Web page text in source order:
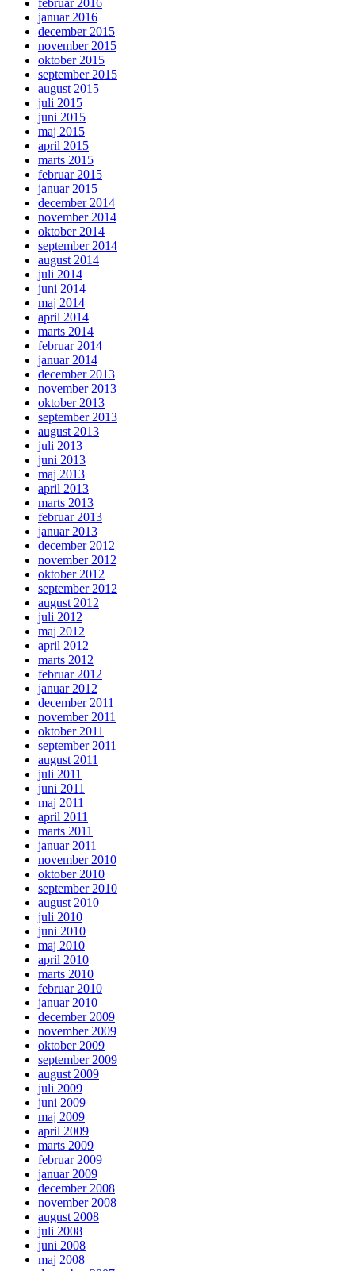
januar 2016
december 2015
november 2015
oktober 2015
september 2015
august 2015
juli 2015
juni 2015
maj 2015
april 2015
marts 2015
februar 2015
januar 2015
december 2014
november 2014
oktober 2014
september 2014
august 2014
juli 2014
juni 2014
maj 2014
april 2014
marts 2014
februar 2014
januar 2014
december 2013
november 2013
oktober 2013
september 2013
august 2013
juli 2013
juni 2013
maj 2013
april 2013
marts 2013
februar 2013
januar 2013
december 2012
november 2012
oktober 2012
september 2012
august 2012
juli 2012
maj 2012
april 2012
marts 2012
februar 2012
januar 2012
december 2011
november 2011
oktober 2011
september 2011
august 2011
juli 2011
juni 2011
maj 2011
april 2011
marts 2011
januar 2011
november 2010
oktober 2010
september 2010
august 2010
juli 2010
juni 2010
maj 2010
april 2010
marts 2010
februar 2010
januar 2010
december 2009
november 2009
oktober 2009
september 2009
august 2009
juli 2009
juni 2009
maj 2009
april 2009
marts 2009
februar 2009
januar 2009
december 2008
november 2008
august 2008
juli 2008
juni 2008
maj 2008